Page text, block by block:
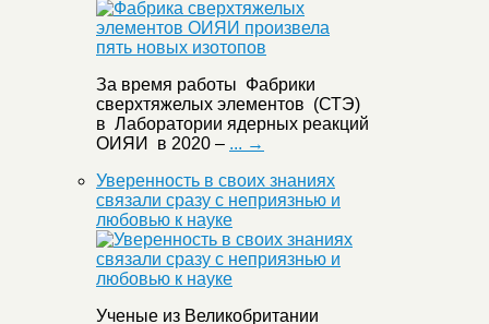
За время работы Фабрики
сверхтяжелых элементов (СТЭ)
в Лаборатории ядерных реакций
ОИЯИ в 2020 – ... →
Уверенность в своих знаниях
связали сразу с неприязнью и
любовью к науке
Ученые из Великобритании